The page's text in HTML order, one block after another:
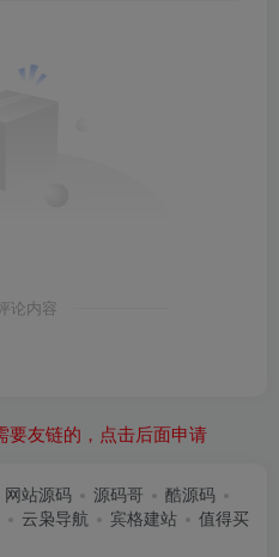
论内容
友链的，点击后面申请
网站源码 源码哥
酷源码
云枭导航 宾格建站
值得买